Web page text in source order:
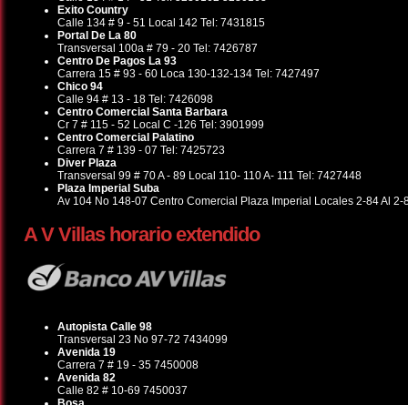
Exito Country
Calle 134 # 9 - 51 Local 142 Tel: 7431815
Portal De La 80
Transversal 100a # 79 - 20 Tel: 7426787
Centro De Pagos La 93
Carrera 15 # 93 - 60 Loca 130-132-134 Tel: 7427497
Chico 94
Calle 94 # 13 - 18 Tel: 7426098
Centro Comercial Santa Barbara
Cr 7 # 115 - 52 Local C -126 Tel: 3901999
Centro Comercial Palatino
Carrera 7 # 139 - 07 Tel: 7425723
Diver Plaza
Transversal 99 # 70 A - 89 Local 110- 110 A- 111 Tel: 7427448
Plaza Imperial Suba
Av 104 No 148-07 Centro Comercial Plaza Imperial Locales 2-84 Al 2-
A V Villas horario extendido
Autopista Calle 98
Transversal 23 No 97-72 7434099
Avenida 19
Carrera 7 # 19 - 35 7450008
Avenida 82
Calle 82 # 10-69 7450037